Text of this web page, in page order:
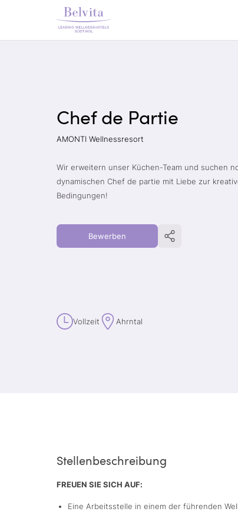
Chef de Partie
AMONTI Wellnessresort
Wir erweitern unser Küchen-Team und suchen
dynamischen Chef de partie mit Liebe zur
Bedingungen!
Bewerben
Vollzeit Ahrntal
Stellenbeschreibung
FREUEN SIE SICH AUF:
Eine Arbeitsstelle in einem der führenden